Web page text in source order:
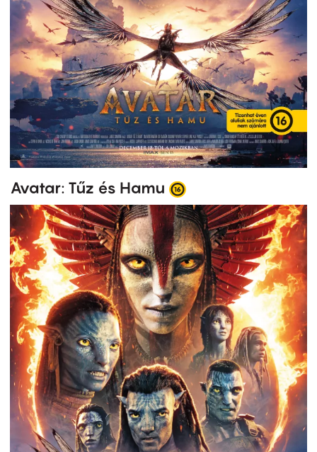
Avatar: Tűz és Hamu